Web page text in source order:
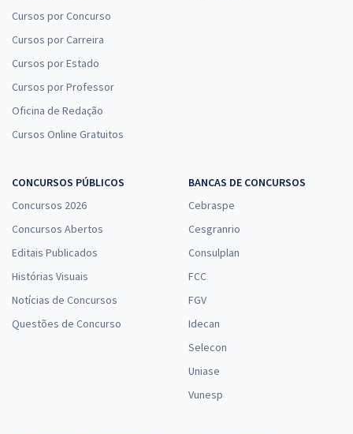
Cursos por Concurso
Cursos por Carreira
Cursos por Estado
Cursos por Professor
Oficina de Redação
Cursos Online Gratuitos
CONCURSOS PÚBLICOS
Concursos 2026
Concursos Abertos
Editais Publicados
Histórias Visuais
Notícias de Concursos
Questões de Concurso
BANCAS DE CONCURSOS
Cebraspe
Cesgranrio
Consulplan
FCC
FGV
Idecan
Selecon
Uniase
Vunesp